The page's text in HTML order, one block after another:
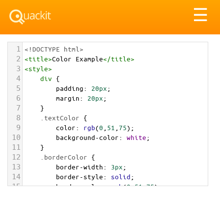
☰
1 <!DOCTYPE html>
2 <title>Color Example</title>
3 <style>
4 div {
5 padding: 20px;
6 margin: 20px;
7 }
8 .textColor {
9 color: rgb(0 51 75);
10 background-color: white;
11 }
12 .borderColor {
13 border-width: 3px;
14 border-style: solid;
15 border-color: rgb(0,51,75);